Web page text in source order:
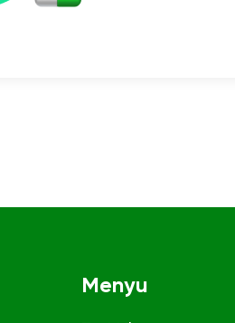
Menyu